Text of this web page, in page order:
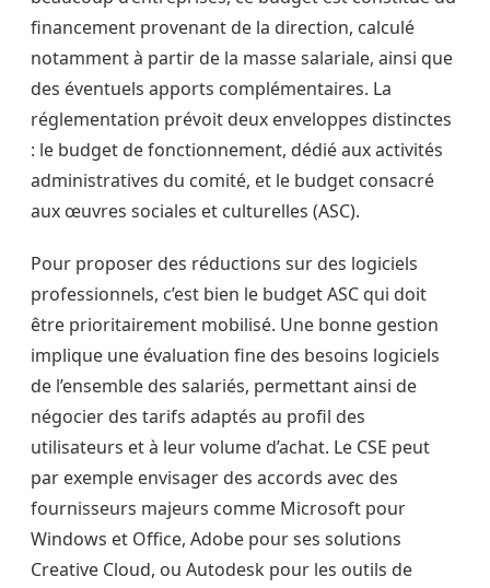
financement provenant de la direction, calculé
notamment à partir de la masse salariale, ainsi que
des éventuels apports complémentaires. La
réglementation prévoit deux enveloppes distinctes
: le budget de fonctionnement, dédié aux activités
administratives du comité, et le budget consacré
aux œuvres sociales et culturelles (ASC).
Pour proposer des réductions sur des logiciels
professionnels, c’est bien le budget ASC qui doit
être prioritairement mobilisé. Une bonne gestion
implique une évaluation fine des besoins logiciels
de l’ensemble des salariés, permettant ainsi de
négocier des tarifs adaptés au profil des
utilisateurs et à leur volume d’achat. Le CSE peut
par exemple envisager des accords avec des
fournisseurs majeurs comme Microsoft pour
Windows et Office, Adobe pour ses solutions
Creative Cloud, ou Autodesk pour les outils de